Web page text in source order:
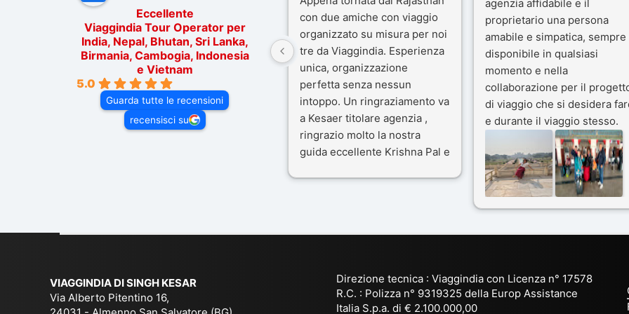
Eccellente
Viaggindia Tour Operator per
India, Nepal, Bhutan, Sri Lanka,
Birmania, Cambogia, Indonesia
e Vietnam
5.0
Guarda tutte le recensioni
recensisci su
con due amiche con viaggio
organizzato su misura per noi
tre da Viaggindia. Esperienza
unica, organizzazione
perfetta senza nessun
intoppo. Un ringraziamento va
a Kesaer titolare agenzia ,
ringrazio molto la nostra
guida eccellente Krishna Pal e
consiglio questa agenzia
agenzia affidabile e il
proprietario una persona
amabile e simpatica, sempre
disponibile in qualsiasi
momento e nella
collaborazione per il
di viaggio che si desidera
e durante il viaggio stesso.
Siamo stati 3 settimane in
India a novembre 2025, 5
amici e il viaggio alla scoperta
del Rajasthan e Varanasi è
ai servizi dell' Agenzia con
per la scelta degli Hotel.
Kesar il proprietario dell'
VIAGGINDIA DI SINGH KESAR
Via Alberto Pitentino 16,
Direzione tecnica : Viaggindia con Licenza n° 17578
R.C. : Polizza n° 9319325 della Europ Assistance
Italia S.p.a. di € 2.100.000,00